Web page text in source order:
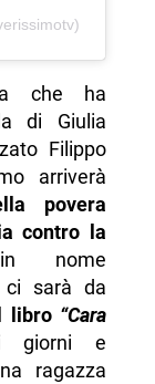
che ha
di Giulia
Filippo
arriverà
povera
contro la
in nome
ci sarà da
libro“Cara
giorni e
ragazza